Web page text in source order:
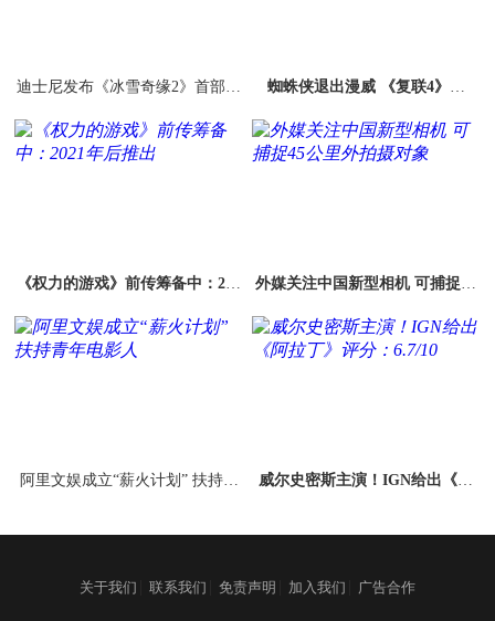
迪士尼发布《冰雪奇缘2》首部预
蜘蛛侠退出漫威 《复联4》导
《权力的游戏》前传筹备中：202
外媒关注中国新型相机 可捕捉45
阿里文娱成立“薪火计划” 扶持青
威尔史密斯主演！IGN给出《阿
关于我们 联系我们 免责声明 加入我们 广告合作